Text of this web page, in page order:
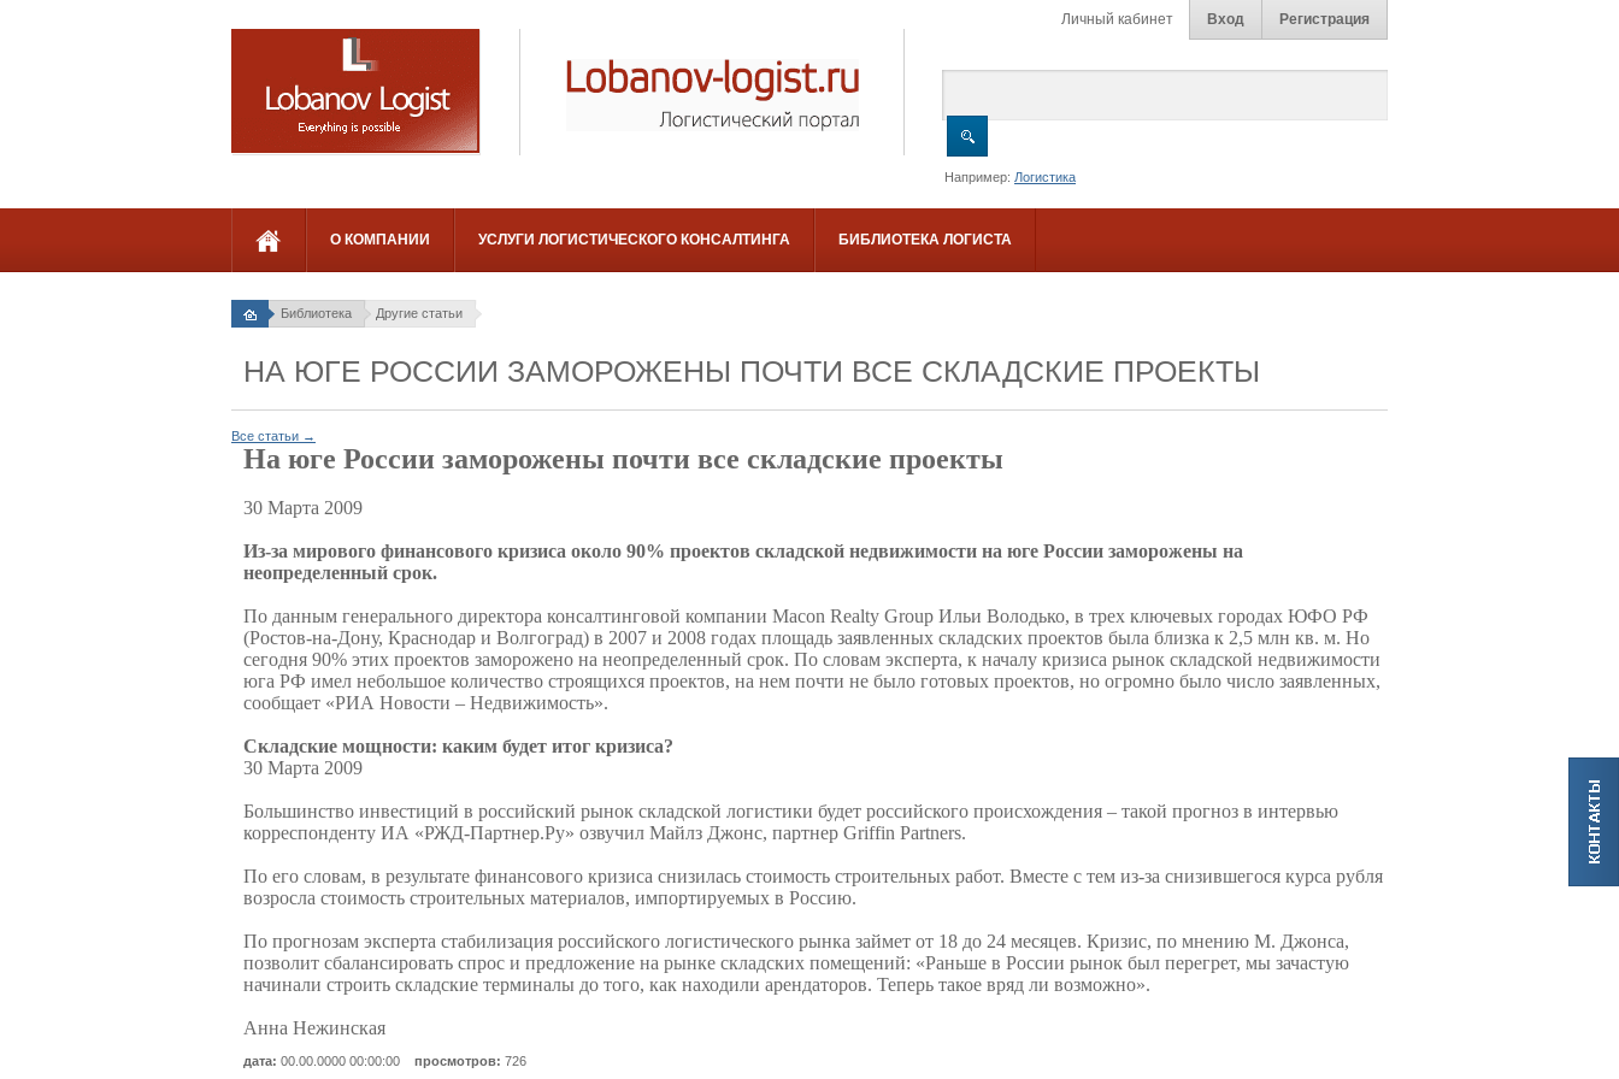
Личный кабинет Вход Регистрация
Например: Логистика
О КОМПАНИИ УСЛУГИ ЛОГИСТИЧЕСКОГО КОНСАЛТИНГА БИБЛИОТЕКА ЛОГИСТА
Библиотека Другие статьи
НА ЮГЕ РОССИИ ЗАМОРОЖЕНЫ ПОЧТИ ВСЕ СКЛАДСКИЕ ПРОЕКТЫ
Все статьи →
На юге России заморожены почти все складские проекты
30 Марта 2009
Из-за мирового финансового кризиса около 90% проектов складской недвижимости на юге России заморожены на
неопределенный срок.
По данным генерального директора консалтинговой компании Macon Realty Group Ильи Володько, в трех ключевых городах ЮФО РФ
(Ростов-на-Дону, Краснодар и Волгоград) в 2007 и 2008 годах площадь заявленных складских проектов была близка к 2,5 млн кв. м. Но
сегодня 90% этих проектов заморожено на неопределенный срок. По словам эксперта, к началу кризиса рынок складской недвижимости
юга РФ имел небольшое количество строящихся проектов, на нем почти не было готовых проектов, но огромно было число заявленных,
сообщает «РИА Новости – Недвижимость».
Складские мощности: каким будет итог кризиса?
30 Марта 2009
Большинство инвестиций в российский рынок складской логистики будет российского происхождения – такой прогноз в интервью
корреспонденту ИА «РЖД-Партнер.Ру» озвучил Майлз Джонс, партнер Griffin Partners.
По его словам, в результате финансового кризиса снизилась стоимость строительных работ. Вместе с тем из-за снизившегося курса рубля
возросла стоимость строительных материалов, импортируемых в Россию.
По прогнозам эксперта стабилизация российского логистического рынка займет от 18 до 24 месяцев. Кризис, по мнению М. Джонса,
позволит сбалансировать спрос и предложение на рынке складских помещений: «Раньше в России рынок был перегрет, мы зачастую
начинали строить складские терминалы до того, как находили арендаторов. Теперь такое вряд ли возможно».
Анна Нежинская
дата: 00.00.0000 00:00:00 просмотров: 726